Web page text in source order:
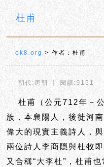
杜甫
ok8.org > 作者：杜甫
朝代:唐朝 ┋ 閱讀:9151
杜甫（公元712年－
族，本襄陽人，後徙河
偉大的現實主義詩人，
兩位詩人李商隱與杜牧
又合稱“大李杜”，杜甫也